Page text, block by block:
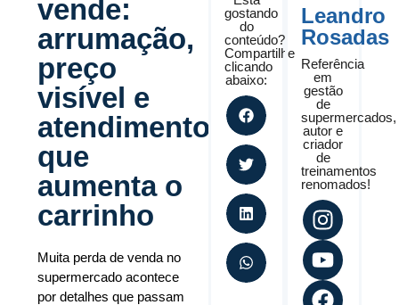
vende:
arrumação,
preço
visível e
atendimento
que
aumenta o
carrinho
Muita perda de venda no
supermercado acontece
por detalhes que passam
gostando
do
conteúdo?
Compartilhe
clicando
abaixo:
Leandro
Rosadas
Referência
em
gestão
de
supermercados,
autor e
criador
de
treinamentos
renomados!